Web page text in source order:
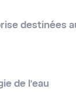
destinées
de l'eau